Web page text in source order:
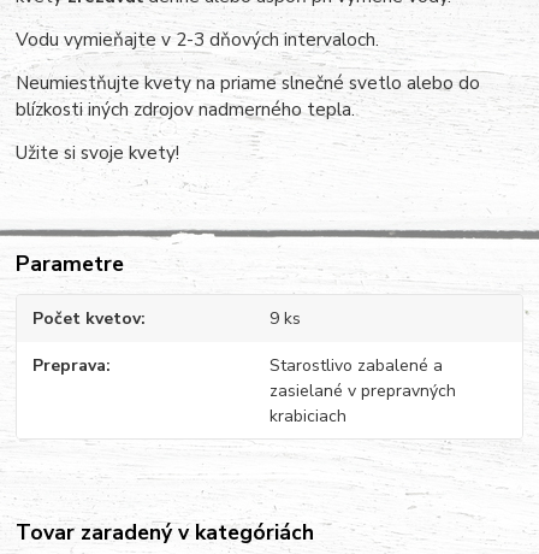
Vodu vymieňajte v 2-3 dňových intervaloch.
Neumiestňujte kvety na priame slnečné svetlo alebo do
blízkosti iných zdrojov nadmerného tepla.
Užite si svoje kvety!
Parametre
Počet kvetov 9 ks
Preprava
Starostlivo zabalené a
zasielané v prepravných
krabiciach
Tovar zaradený v kategóriách